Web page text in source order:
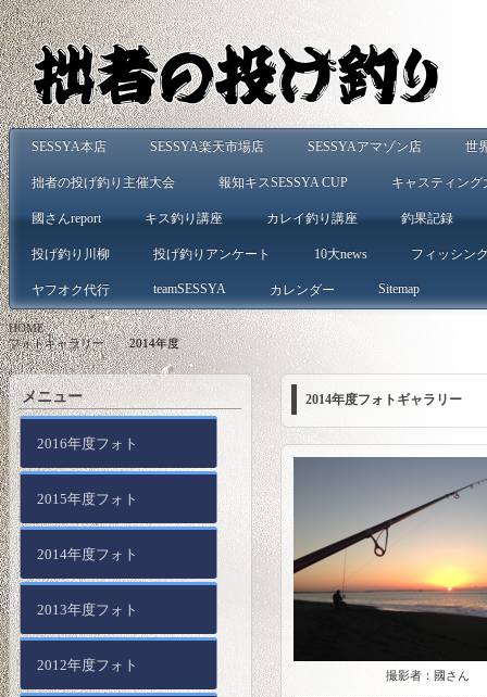
SESSYA本店 SESSYA楽天市場店 SESSYAアマゾン店 世
拙者の投げ釣り主催大会 報知キスSESSYA CUP キャスティング
國さんreport キス釣り講座 カレイ釣り講座 釣果記録
投げ釣り川柳 投げ釣りアンケート 10大news フィッシン
ヤフオク代行 teamSESSYA カレンダー Sitemap
HOME>
フォトギャラリー > 2014年度
2014年度フォトギャラリー
撮影者：國さん
メニュー
2016年度フォト
2015年度フォト
2014年度フォト
2013年度フォト
2012年度フォト